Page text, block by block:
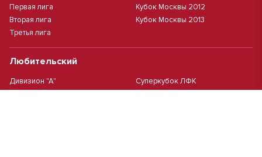
Первая лига
Вторая лига
Третья лига
Кубок Москвы 2012
Кубок Москвы 2013
Любительский
Дивизион "А"
Суперкубок ЛФК